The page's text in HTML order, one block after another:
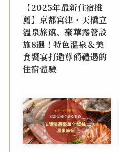
【2025年最新住宿推
薦】京都宮津・天橋立
溫泉旅館、豪華露營設
施8選！特色溫泉＆美
食饗宴打造尊爵禮遇的
住宿體驗